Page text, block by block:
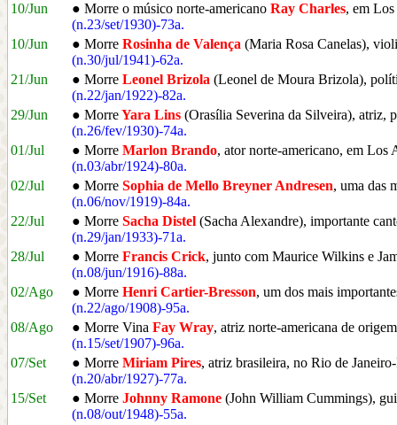
10/Jun
● Morre o músico norte-americano Ray Charles, em
(n.23/set/1930)-73a.
10/Jun
● Morre Rosinha de Valença (Maria Rosa Canelas),
(n.30/jul/1941)-62a.
21/Jun
● Morre Leonel Brizola (Leonel de Moura Brizola),
(n.22/jan/1922)-82a.
29/Jun
● MorreYara Lins (Orasília Severina da Silveira), atriz,
(n.26/fev/1930)-74a.
01/Jul
● Morre Marlon Brando, ator norte-americano, em Los
(n.03/abr/1924)-80a.
02/Jul
● Morre Sophia de Mello Breyner Andresen, uma das
(n.06/nov/1919)-84a.
22/Jul
● Morre Sacha Distel (Sacha Alexandre), importante
(n.29/jan/1933)-71a.
28/Jul
● Morre Francis Crick, junto com Maurice Wilkins e
(n.08/jun/1916)-88a.
02/Ago
● Morre Henri Cartier-Bresson, um dos mais
(n.22/ago/1908)-95a.
08/Ago
● Morre Vina Fay Wray, atriz norte-americana de
(n.15/set/1907)-96a.
07/Set
● Morre Miriam Pires, atriz brasileira, no Rio de
(n.20/abr/1927)-77a.
15/Set
● Morre Johnny Ramone (John William Cummings),
(n.08/out/1948)-55a.